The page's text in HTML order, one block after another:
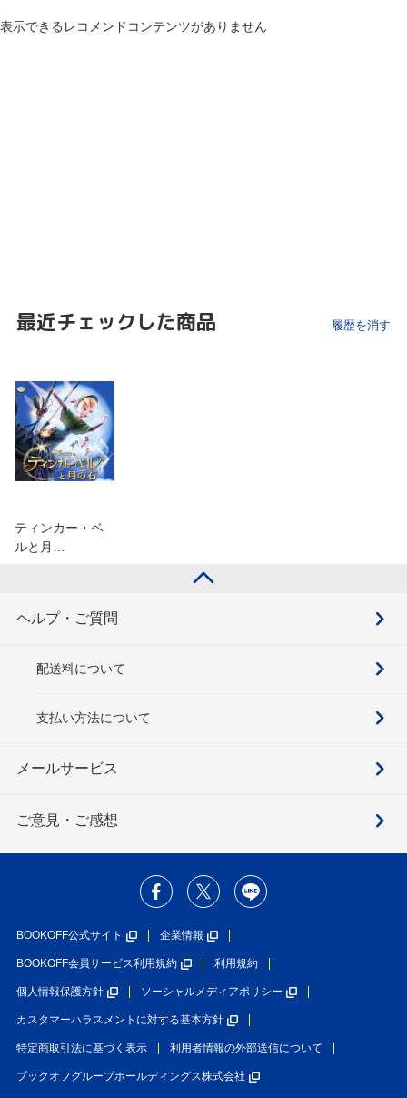
表示できるレコメンドコンテンツがありません
最近チェックした商品 履歴を消す
ティンカー・ベ
ルと月…
ヘルプ・ご質問
配送料について
支払い方法について
メールサービス
ご意見・ご感想
BOOKOFF公式サイト 企業情報
BOOKOFF会員サービス利用規約 利用規約
個人情報保護方針 ソーシャルメディアポリシー
カスタマーハラスメントに対する基本方針
特定商取引法に基づく表示 利用者情報の外部送信について
ブックオフグループホールディングス株式会社